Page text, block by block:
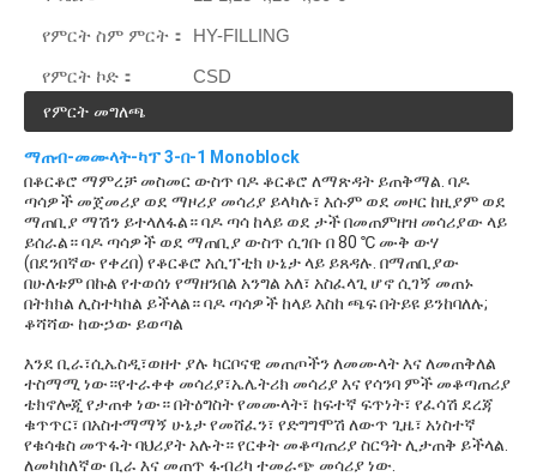
የምርት ስም ምርት：
HY-FILLING
የምርት ኮድ：
CSD
የምርት መግለጫ
ማጠብ-መሙላት-ካፕ 3-በ-1 Monoblock
በቆርቆሮ ማምረቻ መስመር ውስጥ ባዶ ቆርቆሮ ለማጽዳት ይጠቅማል. ባዶ
ጣሳዎች መጀመሪያ ወደ ማዞሪያ መሳሪያ ይላካሉ፣ እሱም ወደ መዞር ከዚያም ወደ
ማጠቢያ ማሽን ይተላለፋል። ባዶ ጣሳ ከላይ ወደ ታች በመጠምዘዝ መሳሪያው ላይ
ይሰራል። ባዶ ጣሳዎች ወደ ማጠቢያ ውስጥ ሲገቡ በ 80 ℃ ሙቅ ውሃ
(በደንበኛው የቀረበ) የቆርቆሮ አሲፕቲክ ሁኔታ ላይ ይጸዳሉ. በማጠቢያው
በሁለቱም በኩል የተወሰነ የማዘንበል አንግል አለ፣ አስፈላጊ ሆኖ ሲገኝ መጠኑ
በትክክል ሊስተካከል ይችላል። ባዶ ጣሳዎች ከላይ እስከ ጫፍ በትይዩ ይንከባለሉ;
ቆሻሻው ከውኃው ይወጣል
እንደ ቢራ፣ሲኤስዲ፣ወዘተ ያሉ ካርቦናዊ መጠጦችን ለመሙላት እና ለመጠቅለል
ተስማሚ ነው።የተራቀቀ መሳሪያ፣ኤሌትሪክ መሳሪያ እና የሳንባ ምች መቆጣጠሪያ
ቴክኖሎጂ የታጠቀ ነው። በትዕግስት የመሙላት፣ ከፍተኛ ፍጥነት፣ የፈሳሽ ደረጃ
ቁጥጥር፣ በአስተማማኝ ሁኔታ የመሸፈን፣ የድግግሞሽ ለውጥ ጊዜ፣ አነስተኛ
የቁሳቁስ መጥፋት ባህሪያት አሉት። የርቀት መቆጣጠሪያ ስርዓት ሊታጠቅ ይችላል.
ለመካከለኛው ቢራ እና መጠጥ ፋብሪካ ተመራጭ መሳሪያ ነው.